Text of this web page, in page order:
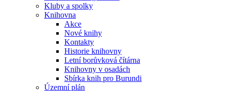
Kluby a spolky
Knihovna
Akce
Nové knihy
Kontakty
Historie knihovny
Letní borůvková čítárna
Knihovny v osadách
Sbírka knih pro Burundi
Územní plán